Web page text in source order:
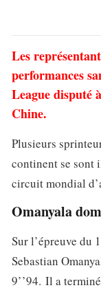
Les
performances
League disputé
Chine.
Plusieurs
continent se sont
circuit mondial
Omanyala
Sur l’épreuve du
Sebastian
9’’94. Il a